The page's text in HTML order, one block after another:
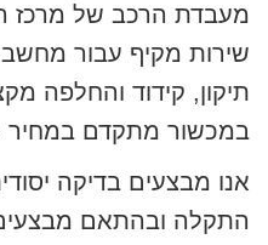
מעבדת הרכב של מרכז
תיקון, קידוד והחלפה
במכשור מתקדם
אנו מבצעים בדיקה
התקלה ובהתאם מבצעים